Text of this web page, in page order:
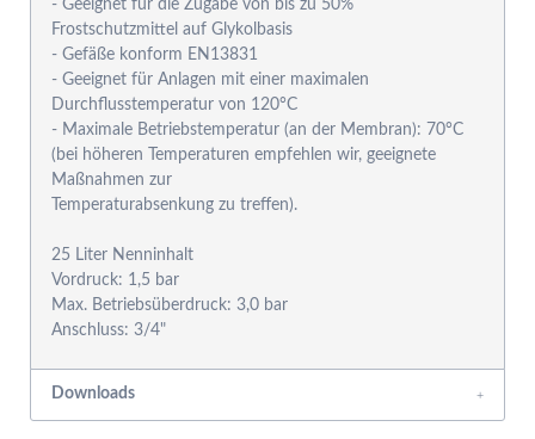
- Geeignet für die Zugabe von bis zu 50%
Frostschutzmittel auf Glykolbasis
- Gefäße konform EN13831
- Geeignet für Anlagen mit einer maximalen
Durchflusstemperatur von 120°C
- Maximale Betriebstemperatur (an der Membran): 70°C
(bei höheren Temperaturen empfehlen wir, geeignete
Maßnahmen zur
Temperaturabsenkung zu treffen).
25 Liter Nenninhalt
Vordruck: 1,5 bar
Max. Betriebsüberdruck: 3,0 bar
Downloads